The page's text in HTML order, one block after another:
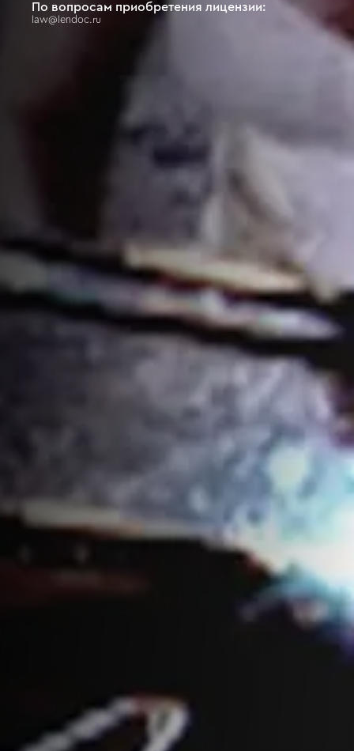
По вопросам приобретения лицензии:
law@lendoc.ru